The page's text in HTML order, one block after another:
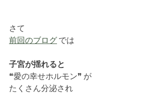
さて
前回のブログ では
子宮が揺れると
❝愛の幸せホルモン❞ が
たくさん分泌され